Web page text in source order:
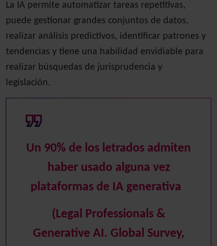
La IA permite automatizar tareas repetitivas,
puede gestionar grandes conjuntos de datos,
realizar análisis predictivos, identificar patrones y
tendencias y tiene una habilidad envidiable para
realizar búsquedas de jurisprudencia y
legislación.
Un 90% de los letrados admiten
haber usado alguna vez
plataformas de IA generativa
(Legal Professionals &
Generative AI. Global Survey,